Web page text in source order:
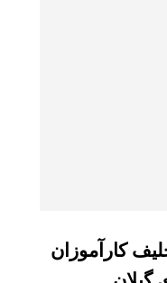
کارآموزان